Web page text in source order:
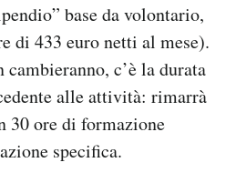
base da volontario,
di 433 euro netti al mese).
c’è la durata
alle attività: rimarrà
30 ore di formazione
specifica.